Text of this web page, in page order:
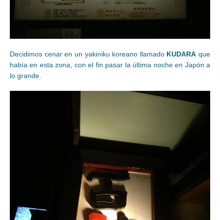
Decidimos cenar en un yakiniku koreano llamado KUDARA que
había en esta zona, con el fin pasar la última noche en Japón a
lo grande.